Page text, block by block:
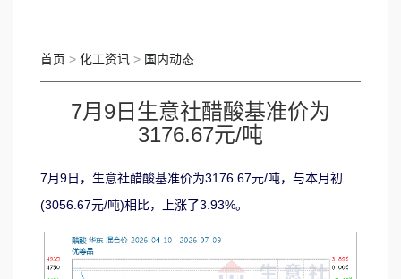
首页 > 化工资讯 > 国内动态
7月9日生意社醋酸基准价为
3176.67元/吨
7月9日，生意社醋酸基准价为3176.67元/吨，与本月初
(3056.67元/吨)相比，上涨了3.93%。